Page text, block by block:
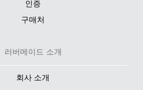
인증
구매처
러버메이드 소개
회사 소개